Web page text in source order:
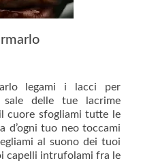
legami i lacci per
delle tue lacrime
cuore sfogliami tutte le
d’ogni tuo neo toccami
al suono dei tuoi
capelli intrufolami fra le